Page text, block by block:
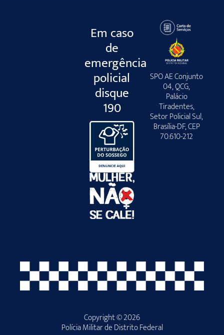
Em caso
de
emergência
policial
disque
190
SPO AE Conjunto
04, QCG,
Palácio
Tiradentes,
Setor Policial Sul,
Brasília-DF, CEP
70.610-212
Copyright © 2026
Polícia Militar de Distrito Federal